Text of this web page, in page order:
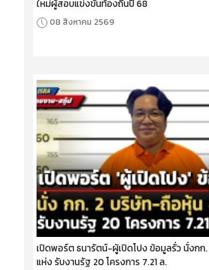
ใหม่ผู้สอบแข่งขันท้องถิ่นปี 68
08 สิงหาคม 2569
เปิดพอร์ต ธนารัตน์-ผู้เปิดโปง ข้อมูลรั่ว นั่งกก
แห่ง รับงานรัฐ 20 โครงการ 7.21 ล.